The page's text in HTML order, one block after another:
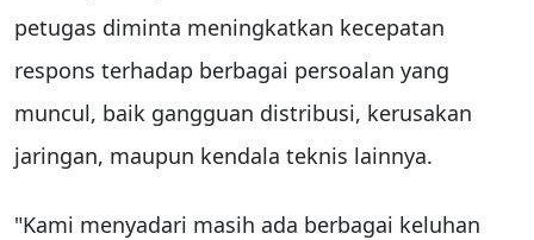
petugas diminta meningkatkan kecepatan
respons terhadap berbagai persoalan yang
muncul, baik gangguan distribusi, kerusakan
jaringan, maupun kendala teknis lainnya.
"Kami menyadari masih ada berbagai keluhan